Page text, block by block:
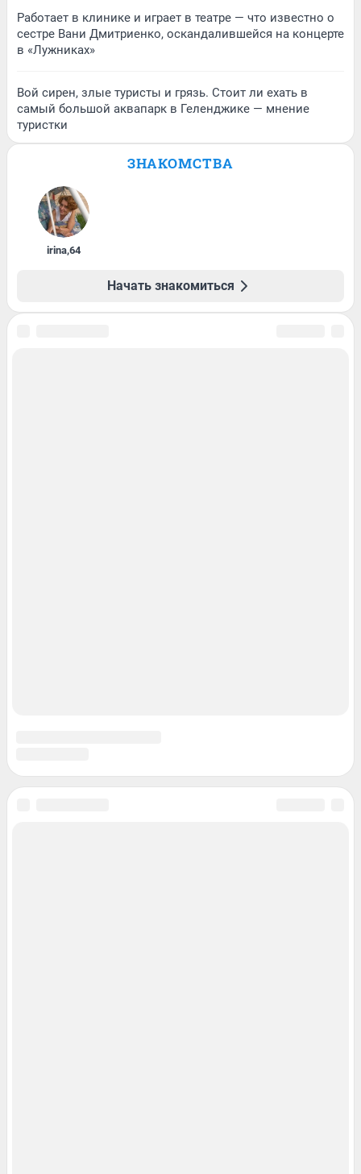
Работает в клинике и играет в театре — что известно о
сестре Вани Дмитриенко, оскандалившейся на концерте
в «Лужниках»
Вой сирен, злые туристы и грязь. Стоит ли ехать в
самый большой аквапарк в Геленджике — мнение
туристки
ЗНАКОМСТВА
irina,64
Начать знакомиться